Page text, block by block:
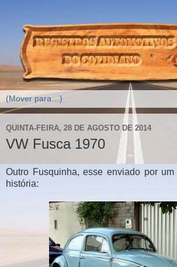
QUINTA-FEIRA, 28 DE AGOSTO DE 2014
VW Fusca 1970
Outro Fusquinha, esse enviado por
história: